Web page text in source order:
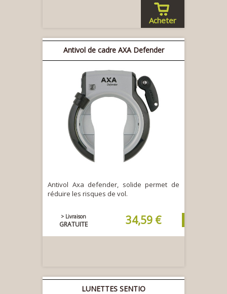
Acheter
Antivol de cadre AXA Defender
Antivol Axa defender, solide permet de
réduire les risques de vol.
> Livraison
GRATUITE 34,59 €
LUNETTES SENTIO